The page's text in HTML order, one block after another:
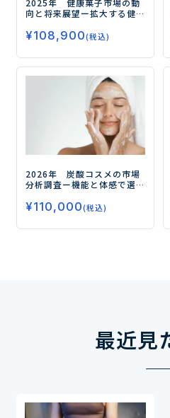
2025年 健康菓子市場の動
向と将来展望ー拡大する健
はー
¥108,900(税込)
2026年 炭酸コスメの市場
分析調査ー機能と体感で選
新動向ー
¥110,000(税込)
最近見